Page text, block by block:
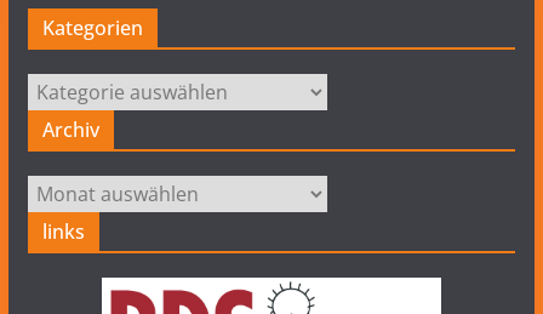
Kategorien
Kategorien
Archiv
Archiv
links